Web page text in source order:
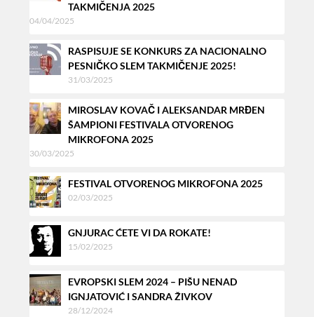
TAKMIČENJA 2025
04/04/2025
RASPISUJE SE KONKURS ZA NACIONALNO
PESNIČKO SLEM TAKMIČENJE 2025!
31/03/2025
MIROSLAV KOVAČ I ALEKSANDAR MRĐEN
ŠAMPIONI FESTIVALA OTVORENOG
MIKROFONA 2025
30/03/2025
FESTIVAL OTVORENOG MIKROFONA 2025
02/03/2025
GNJURAC ĆETE VI DA ROKATE!
15/02/2025
EVROPSKI SLEM 2024 – PIŠU NENAD
IGNJATOVIĆ I SANDRA ŽIVKOV
28/12/2024